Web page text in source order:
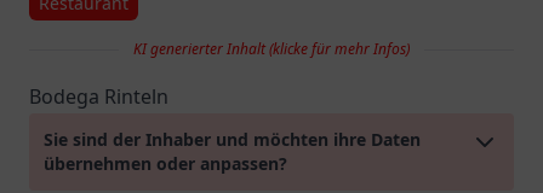
KI generierter Inhalt (klicke für mehr Infos)
Bodega Rinteln
Sie sind der Inhaber und möchten ihre Daten
übernehmen oder anpassen?